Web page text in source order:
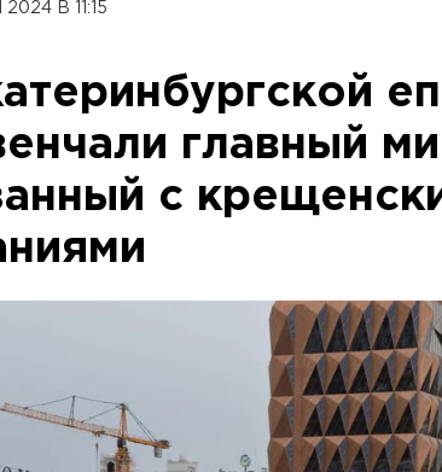
В 11:15
главный
с